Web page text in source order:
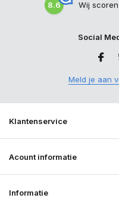
8.6 Wij
Social
Meld je aan
Klantenservice
Acount informatie
Informatie